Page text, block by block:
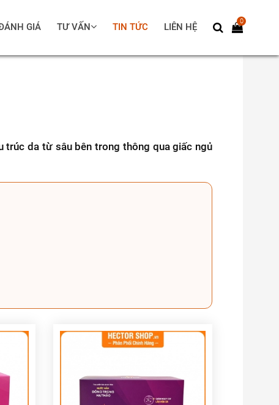
GIÁ TƯ VẤN TIN TỨC LIÊN HỆ
0
trúc da từ sâu bên trong thông qua giấc ngủ